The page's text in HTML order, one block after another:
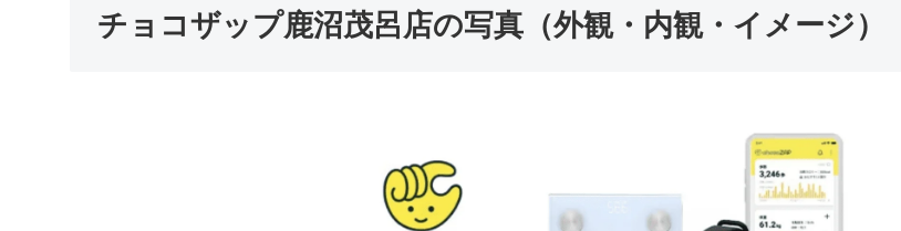
チョコザップ鹿沼茂呂店の写真（外観・内観・イメージ）